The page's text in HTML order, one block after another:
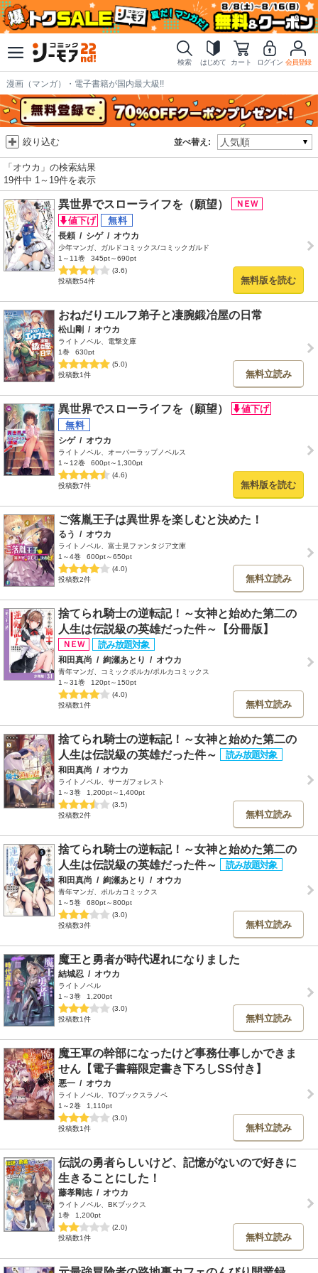
検索 はじめて カート ログイン 会員登録
漫画（マンガ）・電子書籍が国内最大級!!
並べ替え:
絞り込む
「オウカ」の検索結果
19件中 1～19件を表示
異世界でスローライフを（願望）
長頼 / シゲ / オウカ
少年マンガ、ガルドコミックス/コミックガルド
1～11巻
345pt～690pt
(3.6)
投稿数54件
無料版を読む
おねだりエルフ弟子と凄腕鍛冶屋の日常
松山剛 / オウカ
ライトノベル、電撃文庫
1巻
630pt
(5.0)
投稿数1件
無料立読み
異世界でスローライフを（願望）
シゲ / オウカ
ライトノベル、オーバーラップノベルス
1～12巻
600pt～1,300pt
(4.6)
投稿数7件
無料版を読む
ご落胤王子は異世界を楽しむと決めた！
るう / オウカ
ライトノベル、富士見ファンタジア文庫
1～4巻
600pt～650pt
(4.0)
投稿数2件
無料立読み
捨てられ騎士の逆転記！～女神と始めた第二の
人生は伝説級の英雄だった件～【分冊版】
和田真尚 / 絢瀬あとり / オウカ
青年マンガ、コミックポルカ/ポルカコミックス
1～31巻
120pt～150pt
(4.0)
投稿数1件
無料立読み
捨てられ騎士の逆転記！～女神と始めた第二の
人生は伝説級の英雄だった件～
和田真尚 / オウカ
ライトノベル、サーガフォレスト
1～3巻
1,200pt～1,400pt
(3.5)
投稿数2件
無料立読み
捨てられ騎士の逆転記！～女神と始めた第二の
人生は伝説級の英雄だった件～
和田真尚 / 絢瀬あとり / オウカ
青年マンガ、ポルカコミックス
1～5巻
680pt～800pt
(3.0)
投稿数3件
無料立読み
魔王と勇者が時代遅れになりました
結城忍 / オウカ
ライトノベル
1～3巻
1,200pt
(3.0)
投稿数1件
無料立読み
魔王軍の幹部になったけど事務仕事しかできま
せん【電子書籍限定書き下ろしSS付き】
悪一 / オウカ
ライトノベル、TOブックスラノベ
1～2巻
1,110pt
(3.0)
投稿数1件
無料立読み
伝説の勇者らしいけど、記憶がないので好きに
生きることにした！
藤孝剛志 / オウカ
ライトノベル、BKブックス
1巻
1,200pt
(2.0)
投稿数1件
無料立読み